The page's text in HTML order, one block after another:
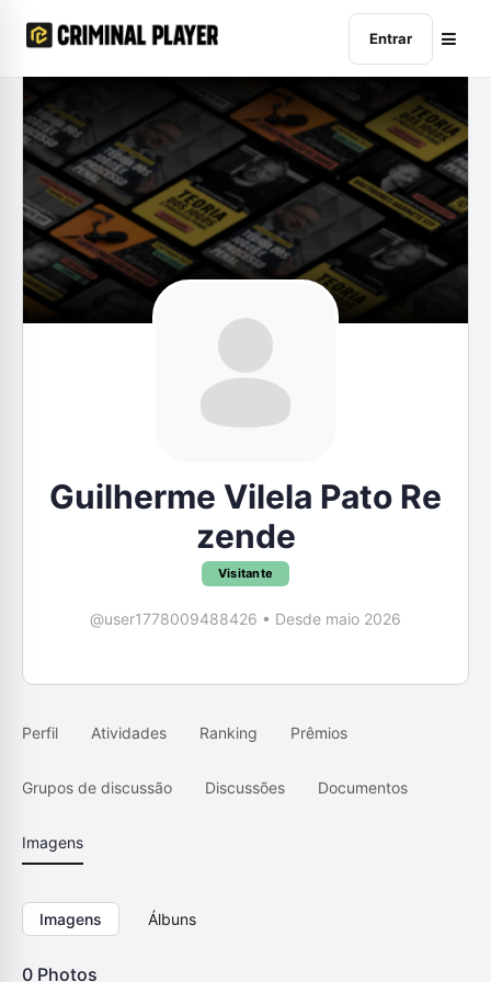
Entrar
Guilherme Vilela Pato Re
zende
Visitante
@user1778009488426 • Desde maio 2026
Perfil Atividades Ranking Prêmios
Grupos de discussão Discussões Documentos
Imagens
Imagens Álbuns
0 Photos